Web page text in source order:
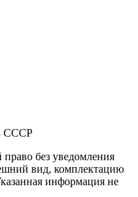
СССР
право без уведомления
вид, комплектацию
информация не